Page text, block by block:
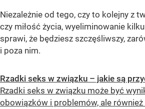
Niezależnie od tego, czy to kolejny z
czy miłość życia, wyeliminowanie
sprawi, że będziesz szczęśliwszy,
i poza nim.
Rzadki seks w związku – jakie są
Rzadki seks w związku może być
obowiązków i problemów, ale